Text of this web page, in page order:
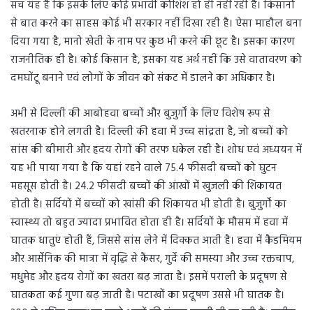
सच यह है कि इसके लिए कोई प्रभावी कोशिश हो ही नहीं रही है। किसानों
से बात करने का साहस कोई भी सरकार नहीं दिखा रही है। ऐसा माहौल बना
दिया गया है, मानो खेती के नाम पर कुछ भी करने की छूट है। इसका कारण
राजनीतिक ही है। कोई किसान है, इसका यह अर्थ नहीं कि उसे वातावरण को
दमघोंटू बनाने एवं लोगों के जीवन को संकट में डालने का अधिकार है।
अभी से दिल्ली की आबोहवा बच्चों और बुजुर्गों के लिए विशेष रूप से
खतरनाक होने लगती है। दिल्ली की हवा में उच्च सांद्रता है, जो बच्चों को
सांस की बीमारी और हृदय रोगों की तरफ धकेल रही है। शोध एवं अध्ययन में
यह भी पाया गया है कि यहां रहने वाले 75.4 फीसदी बच्चों को घुटन
महसूस होती है। 24.2 फीसदी बच्चों की आंखों में खुजली की शिकायत
होती है। सर्दियों में बच्चों को खांसी की शिकायत भी होती है। बुजुर्गों का
स्वास्थ्य तो बहुत ज्यादा प्रभावित होता ही है। सर्दियों के मौसम में हवा में
घातक धातुएं होती हैं, जिससे सांस लेने में दिक्कत आती है। हवा में कैडमियम
और आर्सेनिक की मात्रा में वृद्धि से कैंसर, गुर्दे की समस्या और उच्च रक्तचाप,
मधुमेह और हृदय रोगों का खतरा बढ़ जाता है। इसमें पराली के प्रदूषण से
घातकता कई गुणा बढ़ जाती है। पटाखों का प्रदूषण उससे भी घातक है।